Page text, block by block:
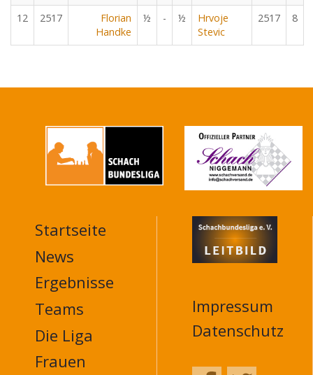
12 2517
Florian
Handke
½ - ½
Hrvoje
Stevic
2517 8
MAIN
NAVIGATION
FOOTER
Startseite
News
Ergebnisse
Teams
Die Liga
Frauen
Impressum
Datenschutz